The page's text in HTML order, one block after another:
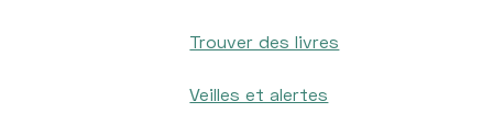
Trouver des livres
Veilles et alertes